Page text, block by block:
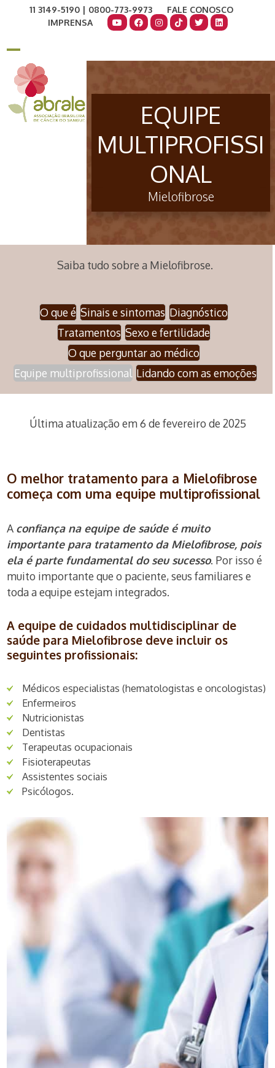
11 3149-5190 | 0800-773-9973
FALE CONOSCO
IMPRENSA
Open
mobile
menu
Close
mobile
menu
EQUIPE
MULTIPROFISSI
ONAL
Mielofibrose
Saiba tudo sobre a Mielofibrose.
O que é Sinais e sintomas Diagnóstico
Tratamentos Sexo e fertilidade
O que perguntar ao médico
Equipe multiprofissional Lidando com as emoções
Última atualização em 6 de fevereiro de 2025
O melhor tratamento para a Mielofibrose
começa com uma equipe multiprofissional
A confiança na equipe de saúde é muito
importante para tratamento da Mielofibrose, pois
ela é parte fundamental do seu sucesso. Por isso é
muito importante que o paciente, seus familiares e
toda a equipe estejam integrados.
A equipe de cuidados multidisciplinar de
saúde para Mielofibrose deve incluir os
seguintes profissionais:
Médicos especialistas (hematologistas e oncologistas)
Enfermeiros
Nutricionistas
Dentistas
Terapeutas ocupacionais
Fisioterapeutas
Assistentes sociais
Psicólogos.